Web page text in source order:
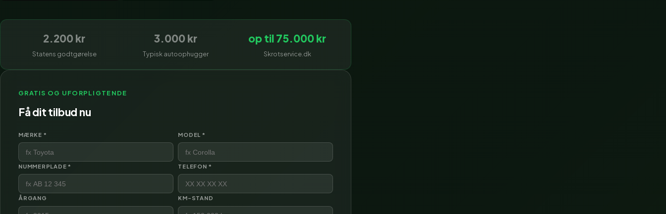
2.200 kr
Statens godtgørelse
3.000 kr
Typisk autoophugger
op til 75.000 kr
Skrotservice.dk
GRATIS OG UFORPLIGTENDE
Få dit tilbud nu
MÆRKE * MODEL *
NUMMERPLADE * TELEFON *
ÅRGANG KM-STAND